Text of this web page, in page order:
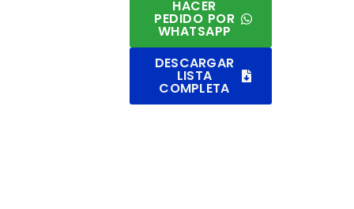
HACER
PEDIDO POR
WHATSAPP
DESCARGAR
LISTA
COMPLETA